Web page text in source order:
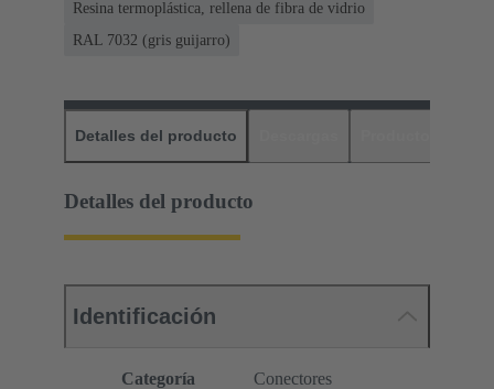
Resina termoplástica, rellena de fibra de vidrio
RAL 7032 (gris guijarro)
Detalles del producto
Detalles del producto
Identificación
Categoría
Conectores